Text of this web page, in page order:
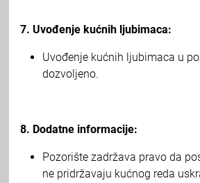
7. Uvođenje kućnih ljubimaca:
Uvođenje kućnih ljubimaca u
dozvoljeno.
8. Dodatne informacije:
Pozorište zadržava pravo da
ne pridržavaju kućnog reda